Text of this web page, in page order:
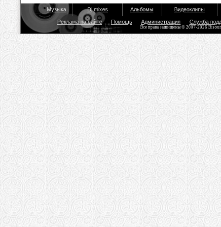
Музыка Dj mixes Альбомы Видеоклипы
Реклама на сайте Помощь Администрация Служба
Все права защищены © 2007-2026